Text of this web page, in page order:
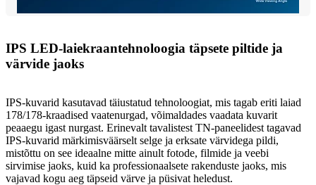
IPS LED-laiekraantehnoloogia täpsete piltide ja
värvide jaoks
IPS-kuvarid kasutavad täiustatud tehnoloogiat, mis tagab eriti laiad
178/178-kraadised vaatenurgad, võimaldades vaadata kuvarit
peaaegu igast nurgast. Erinevalt tavalistest TN-paneelidest tagavad
IPS-kuvarid märkimisväärselt selge ja erksate värvidega pildi,
mistõttu on see ideaalne mitte ainult fotode, filmide ja veebi
sirvimise jaoks, kuid ka professionaalsete rakenduste jaoks, mis
vajavad kogu aeg täpseid värve ja püsivat heledust.